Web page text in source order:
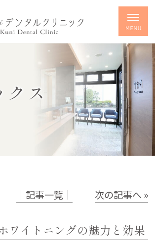
クス
│記事一覧│ 次の記事へ »
ワイトニングの魅力と効果